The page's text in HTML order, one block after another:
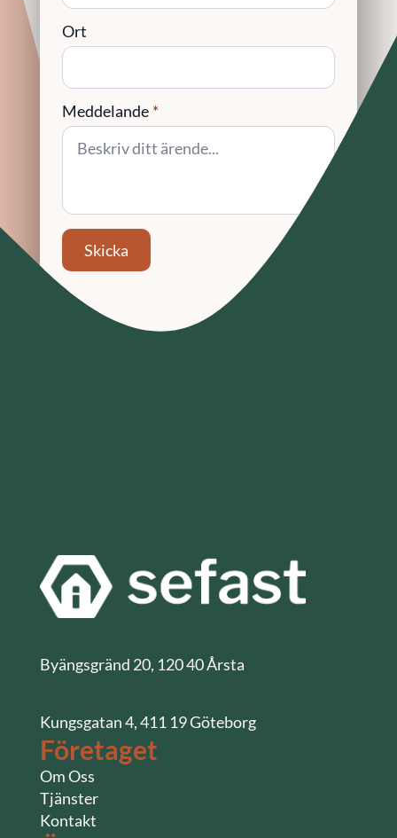
Ort
Meddelande *
Skicka
Byängsgränd 20, 120 40 Årsta
Kungsgatan 4, 411 19 Göteborg
Företaget
Om Oss
Tjänster
Kontakt